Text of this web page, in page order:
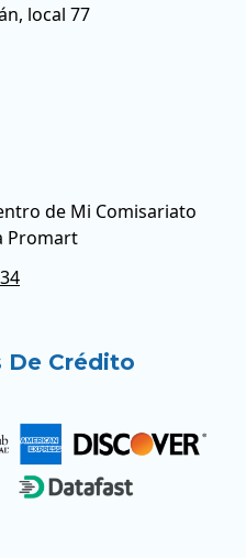
local 77
de Mi Comisariato
Promart
De Crédito